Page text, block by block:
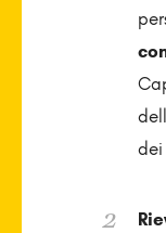
dei